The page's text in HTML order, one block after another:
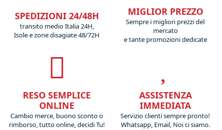
SPEDIZIONI 24/48H
transito medio Italia 24H,
Isole e zone disagiate 48/72H
MIGLIOR PREZZO
Sempre i migliori prezzi del
mercato
e tante promozioni dedicate
RESO SEMPLICE
ONLINE
Cambio merce, buono sconto o
rimborso, tutto online, decidi Tu!
ASSISTENZA
IMMEDIATA
Servizio clienti sempre pronto!
Whatsapp, Email, Noi ci siamo.